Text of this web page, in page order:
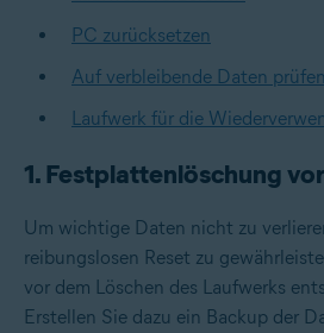
PC zurücksetzen
Auf verbleibende Daten prüfen
Laufwerk für die
1. Festplattenlöschung
Um wichtige Daten nicht zu
reibungslosen Reset zu
vor dem Löschen des Laufwerks
Erstellen Sie dazu ein Backup der